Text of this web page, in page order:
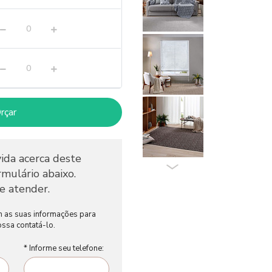
acerca deste
abaixo.
atender.
as suas informações para
contatá-lo.
* Informe seu telefone: